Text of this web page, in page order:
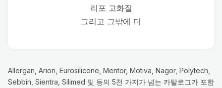
리포 고화질
그리고 그밖에 더
Allergan, Arion, Eurosilicone, Mentor, Motiva, Nagor, Polytech,
Sebbin, Sientra, Silimed 및 등의 5천 가지가 넘는 카탈로그가 포함